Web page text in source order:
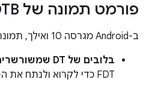
פורמט תמונה של DTB
ב-Android מגרסה 10 ואילך, תמונת ה-DTB צריכה להיות באחד מהפורמטים הבאים:
בלובים של DT שמשורשרים אחד אחרי השני.
FDT כדי לקרוא ולנתח את ה-blob המתאים.